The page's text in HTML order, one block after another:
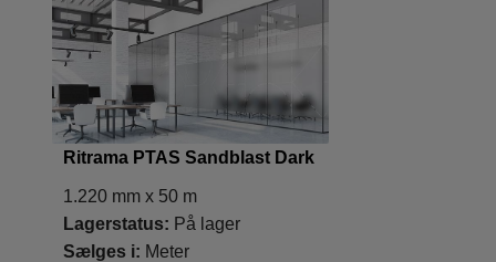
Ritrama PTAS Sandblast Dark
1.220 mm x 50 m
Lagerstatus: På lager
Sælges i: Meter